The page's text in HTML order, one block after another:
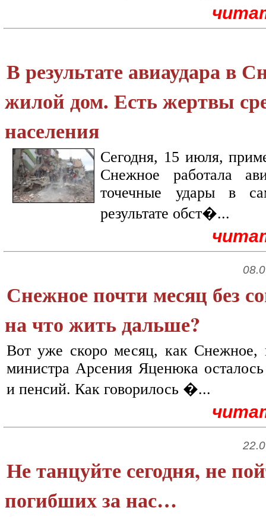
В результате авиаудара в
жилой дом. Есть жертвы
населения
Сегодня, 15 июля,
Снежное работала
точечные удары в
результате обст�...
Снежное почти месяц без
на что жить дальше?
Вот уже скоро месяц, как Снежное,
министра Арсения Яценюка
и пенсий. Как говорилось �...
Не танцуйте сегодня, не
погибших за нас…